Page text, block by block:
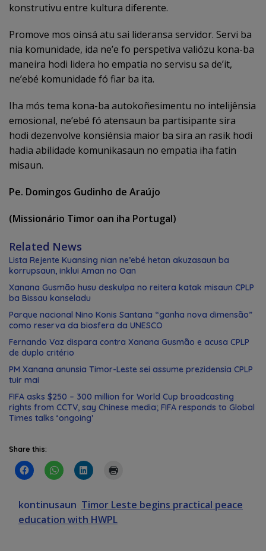
konstrutivu entre kultura diferente.
Promove mos oinsá atu sai lideransa servidor. Servi ba
nia komunidade, ida ne’e fo perspetiva valiózu kona-ba
maneira hodi lidera ho empatia no servisu sa de’it,
ne’ebé komunidade fó fiar ba ita.
Iha mós tema kona-ba autokoñesimentu no intelijênsia
emosional, ne’ebé fó atensaun ba partisipante sira
hodi dezenvolve konsiénsia maior ba sira an rasik hodi
hadia abilidade komunikasaun no empatia iha fatin
misaun.
Pe. Domingos Gudinho de Araújo
(Missionário Timor oan iha Portugal)
Related News
Lista Rejente Kuansing nian ne’ebé hetan akuzasaun ba
korrupsaun, inklui Aman no Oan
Xanana Gusmão husu deskulpa no reitera katak misaun CPLP
ba Bissau kanseladu
Parque nacional Nino Konis Santana “ganha nova dimensão”
como reserva da biosfera da UNESCO
Fernando Vaz dispara contra Xanana Gusmão e acusa CPLP
de duplo critério
PM Xanana anunsia Timor-Leste sei assume prezidensia CPLP
tuir mai
FIFA asks $250 – 300 million for World Cup broadcasting
rights from CCTV, say Chinese media; FIFA responds to Global
Times talks ‘ongoing’
Share this:
kontinusaun Timor Leste begins practical peace
education with HWPL